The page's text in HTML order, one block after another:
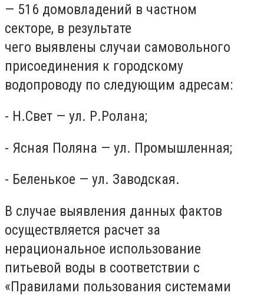
— 516 домовладений в частном
секторе, в результате
чего выявлены случаи самовольного
присоединения к городскому
водопроводу по следующим адресам:
- Н.Свет — ул. Р.Ролана;
- Ясная Поляна — ул. Промышленная;
- Беленькое — ул. Заводская.
В случае выявления данных фактов
осуществляется расчет за
нерациональное использование
питьевой воды в соответствии с
«Правилами пользования системами